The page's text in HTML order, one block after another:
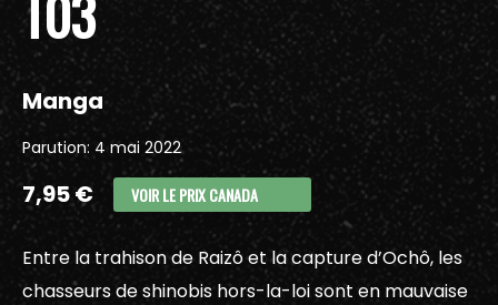
Manga
Parution: 4 mai 2022
7,95 € VOIR LE PRIX CANADA
Entre la trahison de Raizô et la capture d’Ochô, les
chasseurs de shinobis hors-la-loi sont en mauvaise